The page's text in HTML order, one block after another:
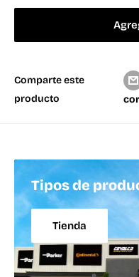
Comparte este
producto
Tipos de
Tienda